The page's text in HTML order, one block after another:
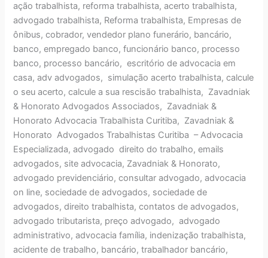
ação trabalhista, reforma trabalhista, acerto trabalhista,
advogado trabalhista, Reforma trabalhista, Empresas de
ônibus, cobrador, vendedor plano funerário, bancário,
banco, empregado banco, funcionário banco, processo
banco, processo bancário, escritório de advocacia em
casa, adv advogados, simulação acerto trabalhista, calcule
o seu acerto, calcule a sua rescisão trabalhista, Zavadniak
& Honorato Advogados Associados, Zavadniak &
Honorato Advocacia Trabalhista Curitiba, Zavadniak &
Honorato Advogados Trabalhistas Curitiba – Advocacia
Especializada, advogado direito do trabalho, emails
advogados, site advocacia, Zavadniak & Honorato,
advogado previdenciário, consultar advogado, advocacia
on line, sociedade de advogados, sociedade de
advogados, direito trabalhista, contatos de advogados,
advogado tributarista, preço advogado, advogado
administrativo, advocacia família, indenização trabalhista,
acidente de trabalho, bancário, trabalhador bancário,